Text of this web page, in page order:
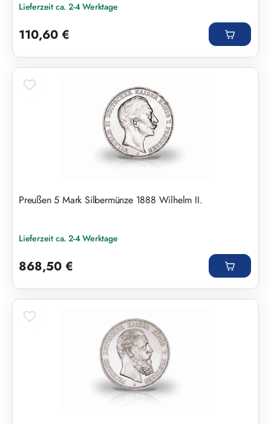
Lieferzeit ca. 2-4 Werktage
110,60 €
Preußen 5 Mark Silbermünze 1888 Wilhelm II.
Lieferzeit ca. 2-4 Werktage
868,50 €